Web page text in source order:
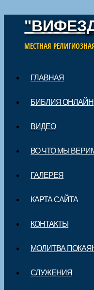
МЕСТНАЯ
Main menu
ГЛАВНАЯ
БИБЛИЯ ОНЛАЙН
ВИДЕО
ВО ЧТО МЫ
ГАЛЕРЕЯ
КАРТА САЙТА
КОНТАКТЫ
МОЛИТВА
СЛУЖЕНИЯ